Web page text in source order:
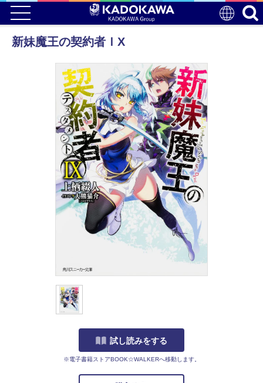
新妹魔王の契約者ＩX
試し読みをする
※電子書籍ストアBOOK☆WALKERへ移動します。